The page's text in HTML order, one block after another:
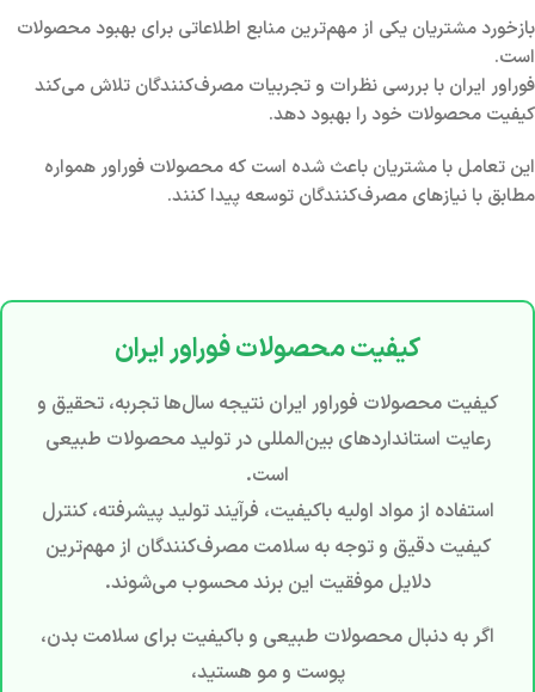
بازخورد مشتریان یکی از مهم‌ترین منابع اطلاعاتی برای بهبود محصولات
است.
فوراور ایران با بررسی نظرات و تجربیات مصرف‌کنندگان تلاش می‌کند
کیفیت محصولات خود را بهبود دهد.
این تعامل با مشتریان باعث شده است که محصولات فوراور همواره
مطابق با نیازهای مصرف‌کنندگان توسعه پیدا کنند.
کیفیت محصولات فوراور ایران
کیفیت محصولات فوراور ایران نتیجه سال‌ها تجربه، تحقیق و
رعایت استانداردهای بین‌المللی در تولید محصولات طبیعی
است.
استفاده از مواد اولیه باکیفیت، فرآیند تولید پیشرفته، کنترل
کیفیت دقیق و توجه به سلامت مصرف‌کنندگان از مهم‌ترین
دلایل موفقیت این برند محسوب می‌شوند.
اگر به دنبال محصولات طبیعی و باکیفیت برای سلامت بدن،
پوست و مو هستید،